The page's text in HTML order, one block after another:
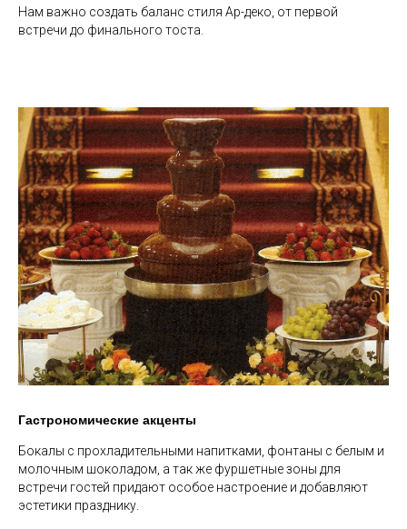
Нам важно создать баланс стиля Ар-деко, от первой
встречи до финального тоста.
Гастрономические акценты
Бокалы с прохладительными напитками, фонтаны с белым и
молочным шоколадом, а так же фуршетные зоны для
встречи гостей придают особое настроение и добавляют
эстетики празднику.